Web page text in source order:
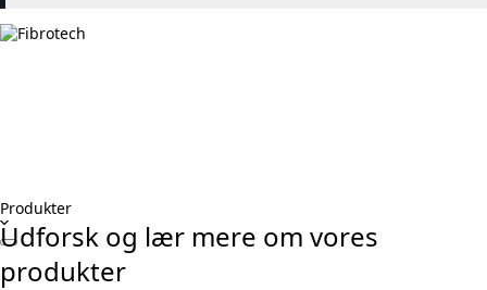
Produkter
Udforsk og lær mere om vores
produkter